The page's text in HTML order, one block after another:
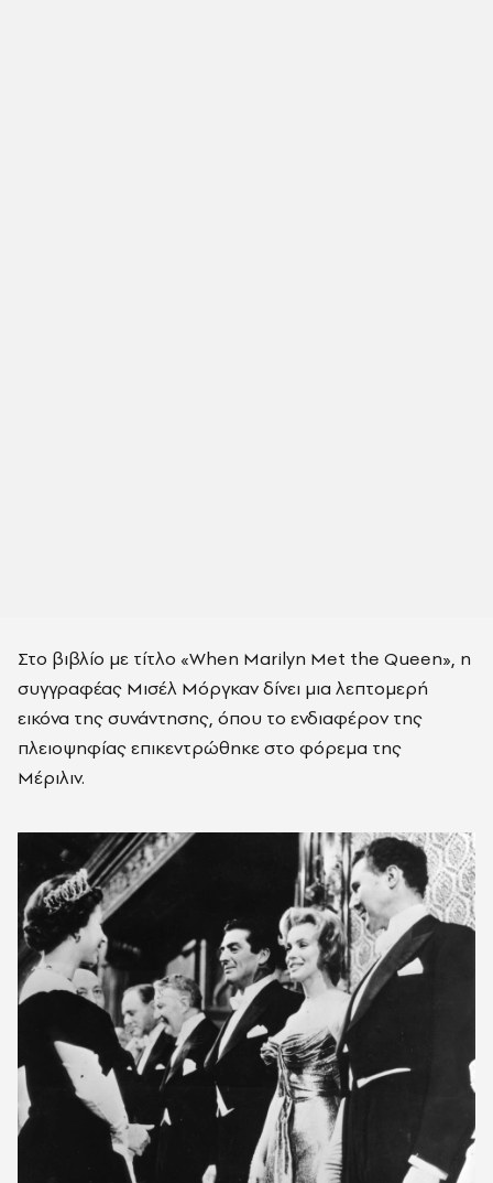
Στο βιβλίο με τίτλο «When Marilyn Met the Queen», η
συγγραφέας Μισέλ Μόργκαν δίνει μια λεπτομερή
εικόνα της συνάντησης, όπου το ενδιαφέρον της
πλειοψηφίας επικεντρώθηκε στο φόρεμα της
Μέριλιν.